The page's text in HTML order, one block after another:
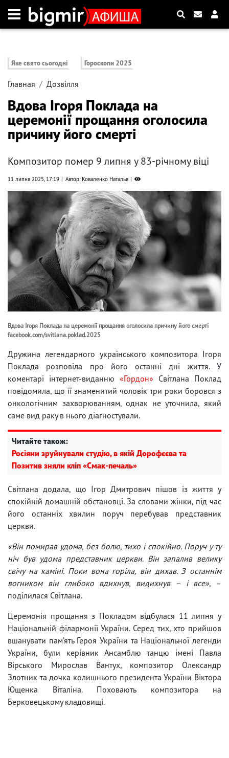
Яке свято сьогодні Гороскопи 2025
Главная Дозвілля
Вдова Ігоря Поклада на
церемонії прощання оголосила
причину його смерті
Композитор помер 9 липня у 83-річному віці
11 липня 2025, 17:19 Автор: Коваленко Наталья
Вдова Ігоря Поклада на церемонії прощання оголосила причину його смерті
facebook.com/svitlana.poklad.2025
Дружина легендарного українського композитора Ігоря
Поклада розповіла про його останні дні життя. У
коментарі інтернет-виданню «Гордон» Світлана Поклад
повідомила, що її знаменитий чоловік три роки боровся з
онкологічним захворюванням, однак не уточнила, який
саме вид раку в нього діагностували.
Читайте також:
Росіяни зруйнували студію, в якій Дорофєєва та
Позитив зняли кліп «Смак-печаль»
Світлана додала, що Ігор Дмитрович пішов із життя у
спокійній домашній обстановці. За словами жінки, під час
його останніх хвилин поруч перебував представник
церкви.
«Він помирав удома, без болю, тихо і спокійно. Поруч у ту
ніч був удома представник церкви. Він запалив велику
свічу на каміні. Поки вона горіла, він дихав. З останнім
вогником він глибоко вдихнув, видихнув – і все», –
поділилася Світлана.
Церемонія прощання з Покладом відбулася 11 липня у
Національній філармонії України. Серед тих, хто прийшов
вшанувати пам’ять Героя України та Національної легенди
України, були керівник Ансамблю танцю імені Павла
Вірського Мирослав Вантух, композитор Олександр
Злотник та дочка колишнього президента України Віктора
Ющенка Віталіна. Поховають композитора на
Берковецькому кладовищі.